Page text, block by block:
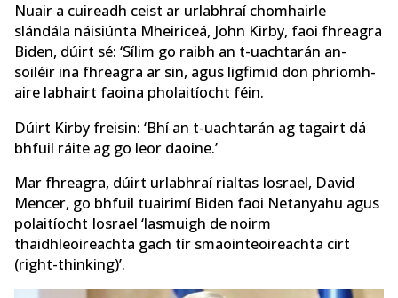
Nuair a cuireadh ceist ar urlabhraí chomhairle
slándála náisiúnta Mheiriceá, John Kirby, faoi fhreagra
Biden, dúirt sé: ‘Sílim go raibh an t-uachtarán an-
soiléir ina fhreagra ar sin, agus ligfimid don phríomh-
aire labhairt faoina pholaitíocht féin.
Dúirt Kirby freisin: ‘Bhí an t-uachtarán ag tagairt dá
bhfuil ráite ag go leor daoine.’
Mar fhreagra, dúirt urlabhraí rialtas Iosrael, David
Mencer, go bhfuil tuairimí Biden faoi Netanyahu agus
polaitíocht Iosrael ‘lasmuigh de noirm
thaidhleoireachta gach tír smaointeoireachta cirt
(right-thinking)’.